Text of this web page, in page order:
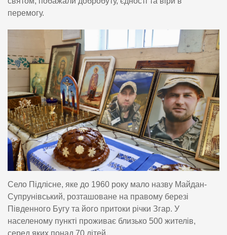
перемогу.
Село Підлісне, яке до 1960 року мало назву Майдан-
Супрунівський, розташоване на правому березі
Південного Бугу та його притоки річки Згар. У
населеному пункті проживає близько 500 жителів,